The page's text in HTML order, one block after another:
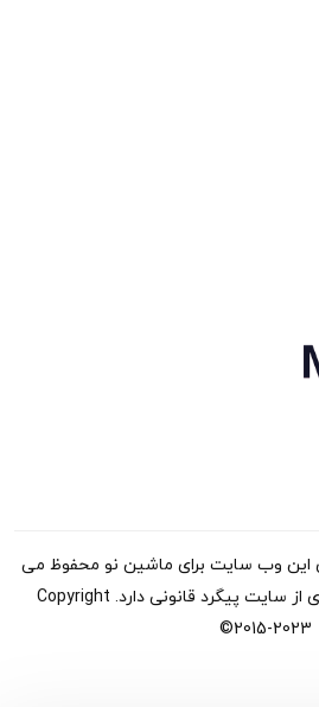
این وب سایت برای ماشین نو محفوظ می
باشد ، هر گونه کپی برداری از سایت پیگرد قانونی دارد. Copyright
©2015-2023